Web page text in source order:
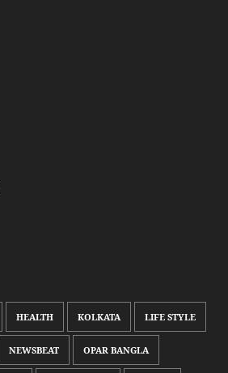
HEALTH KOLKATA LIFE STYLE
NEWSBEAT OPAR BANGLA